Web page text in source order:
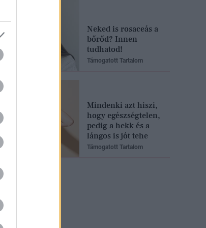
Neked is rosaceás a
bőrőd? Innen
tudhatod!
Támogatott Tartalom
Mindenki azt hiszi,
hogy egészségtelen,
pedig a hekk és a
lángos is jót tehe
Támogatott Tartalom